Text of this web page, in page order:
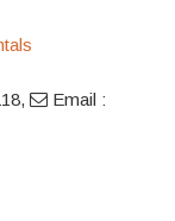
,
Email :